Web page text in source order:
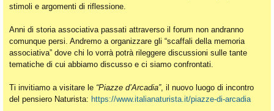
stimoli e argomenti di riflessione.
Anni di storia associativa passati attraverso il forum non andranno
comunque persi. Andremo a organizzare gli “scaffali della memoria
associativa” dove chi lo vorrà potrà rileggere discussioni sulle tante
tematiche di cui abbiamo discusso e ci siamo confrontati.
Ti invitiamo a visitare le “Piazze d’Arcadia”, il nuovo luogo di incontro
del pensiero Naturista: https://www.italianaturista.it/piazze-di-arcadia